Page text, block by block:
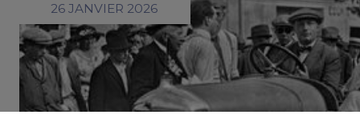
26 JANVIER 2026